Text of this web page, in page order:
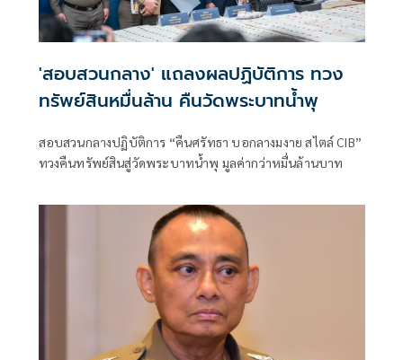
'สอบสวนกลาง' แถลงผลปฏิบัติการ ทวง
ทรัพย์สินหมื่นล้าน คืนวัดพระบาทน้ำพุ
สอบสวนกลางปฏิบัติการ “คืนศรัทธา บอกลางมงาย สไตล์ CIB”
ทวงคืนทรัพย์สินสู่วัดพระบาทน้ำพุ มูลค่ากว่าหมื่นล้านบาท